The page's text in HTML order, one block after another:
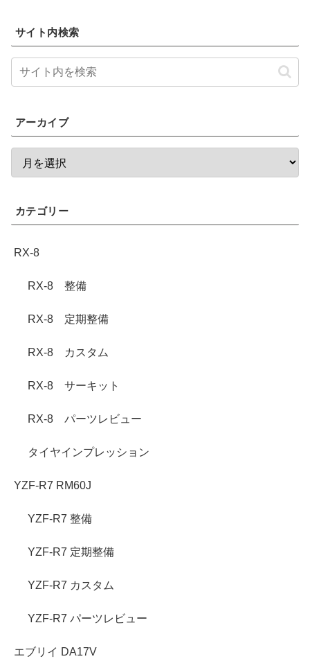
サイト内検索
アーカイブ
カテゴリー
RX-8
RX-8 整備
RX-8 定期整備
RX-8 カスタム
RX-8 サーキット
RX-8 パーツレビュー
タイヤインプレッション
YZF-R7 RM60J
YZF-R7 整備
YZF-R7 定期整備
YZF-R7 カスタム
YZF-R7 パーツレビュー
エブリイ DA17V